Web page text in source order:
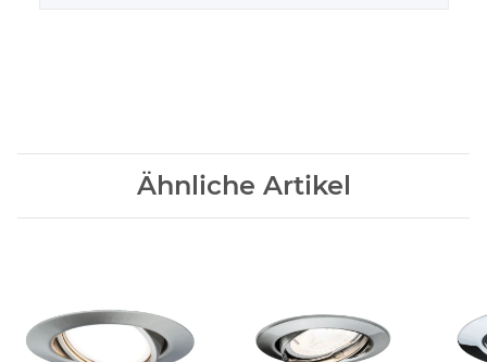
Ähnliche Artikel